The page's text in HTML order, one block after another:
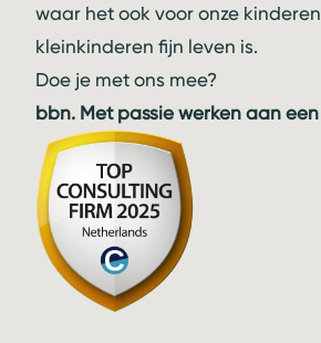
waar het ook voor onze
kleinkinderen fijn leven is.
Doe je met ons mee?
bbn. Met passie werken aan